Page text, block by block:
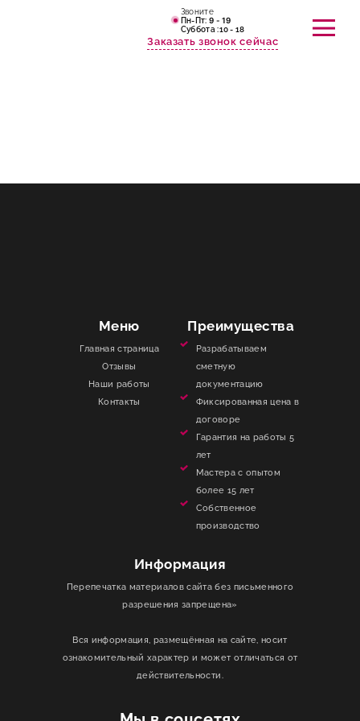
Звоните
Пн-Пт: 9 - 19
Cуббота :10 - 18
Заказать звонок сейчас
Меню
Главная страница
Отзывы
Наши работы
Контакты
Преимущества
Разрабатываем
сметную
документацию
Фиксированная цена в
договоре
Гарантия на работы 5
лет
Мастера с опытом
более 15 лет
Собственное
производство
Информация
Перепечатка материалов сайта без письменного
разрешения запрещена»
Вся информация, размещённая на сайте, носит
ознакомительный характер и может отличаться от
действительности.